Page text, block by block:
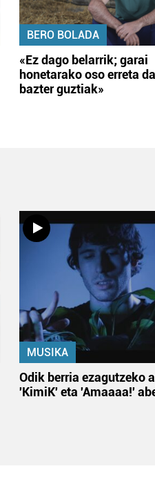
BERO BOLADA
«Ez dago belarrik; garai
honetarako oso erreta
bazter guztiak»
MUSIKA
Odik berria ezagutzeko
'KimiK' eta 'Amaaaa!'